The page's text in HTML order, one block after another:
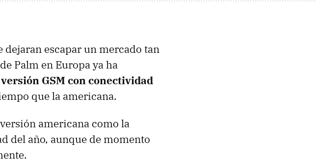
escapar un mercado tan
Palm en Europa ya ha
versión GSM con conectividad
que la americana.
americana como la
del año, aunque de momento